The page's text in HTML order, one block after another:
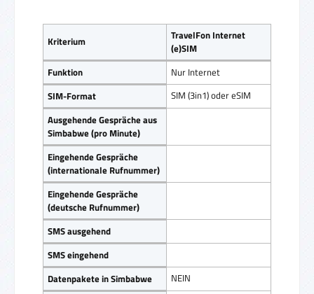
Kriterium
TravelFon Internet
(e)SIM
Funktion
Nur Internet
SIM-Format
SIM (3in1) oder eSIM
Ausgehende Gespräche aus
Simbabwe (pro Minute)
Eingehende Gespräche
(internationale Rufnummer)
Eingehende Gespräche
(deutsche Rufnummer)
SMS ausgehend
SMS eingehend
Datenpakete in Simbabwe
NEIN